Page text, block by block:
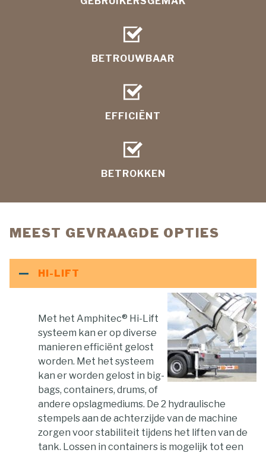
BETROUWBAAR
EFFICIËNT
BETROKKEN
MEEST GEVRAAGDE OPTIES
HI-LIFT
Met het Amphitec® Hi-Lift
systeem kan er op diverse
manieren efficiënt gelost
worden. Met het systeem
kan er worden gelost in big-
bags, containers, drums, of
andere opslagmediums. De 2 hydraulische
stempels aan de achterzijde van de machine
zorgen voor stabiliteit tijdens het liften van de
tank. Lossen in containers is mogelijk tot een